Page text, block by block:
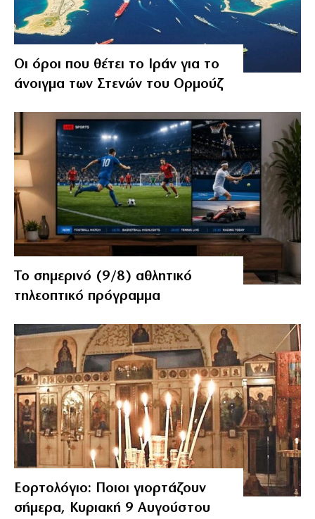
Οι όροι που θέτει το Ιράν για το
άνοιγμα των Στενών του Ορμούζ
Το σημερινό (9/8) αθλητικό
τηλεοπτικό πρόγραμμα
Εορτολόγιο: Ποιοι γιορτάζουν
σήμερα, Κυριακή 9 Αυγούστου